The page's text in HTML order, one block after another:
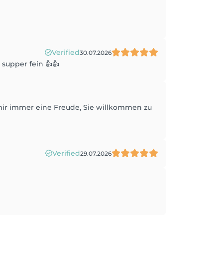
Verified30.07.2026
fein 👍👍
immer eine Freude, Sie willkommen zu
Verified29.07.2026